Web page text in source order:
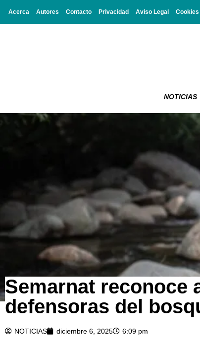
Acerca Autores Contacto Privacidad Aviso Legal Cookies
NOTICIAS
Semarnat reconoce
defensoras del
NOTICIAS diciembre 6, 2025 6:09 pm